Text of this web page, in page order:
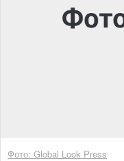
Фото: Global Look Press